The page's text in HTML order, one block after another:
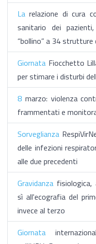
La relazione di cura
sanitario dei
“bollino” a 34 strutture
Giornata Fiocchetto
per stimare i disturbi
8 marzo: violenza
frammentati e
Sorveglianza
delle infezioni
alle due precedenti
Gravidanza fisiologica,
sì all'ecografia del
invece al terzo
Giornata